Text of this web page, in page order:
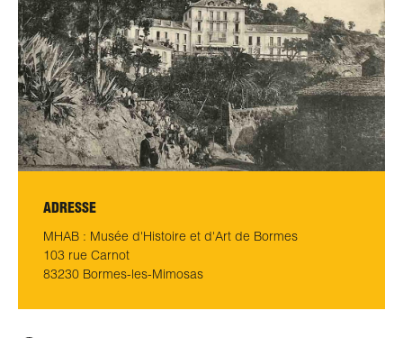
ADRESSE
MHAB : Musée d'Histoire et d'Art de Bormes
103 rue Carnot
83230 Bormes-les-Mimosas